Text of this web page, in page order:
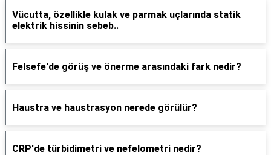
Vücutta, özellikle kulak ve parmak uçlarında statik
elektrik hissinin sebeb..
Felsefe'de görüş ve önerme arasındaki fark nedir?
Haustra ve haustrasyon nerede görülür?
CRP'de türbidimetri ve nefelometri nedir?